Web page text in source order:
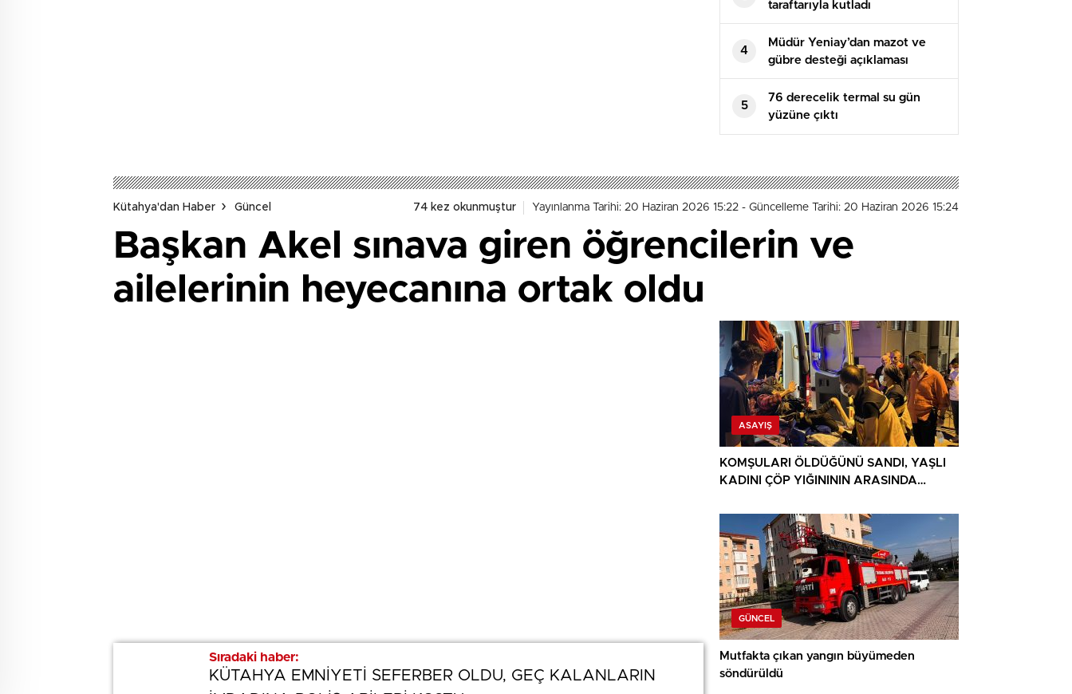
Sıradaki haber:
KÜTAHYA EMNİYETİ SEFERBER OLDU, GEÇ KALANLARIN
taraftarıyla kutladı
4
Müdür Yeniay’dan mazot ve
gübre desteği açıklaması
5
76 derecelik termal su gün
yüzüne çıktı
Kütahya'dan Haber Güncel 74 kez okunmuştur Yayınlanma Tarihi: 20 Haziran 2026 15:22 - Güncelleme Tarihi: 20 Haziran 2026 15:24
Başkan Akel sınava giren öğrencilerin ve
ailelerinin heyecanına ortak oldu
Sıradaki haber:
KÜTAHYA EMNİYETİ SEFERBER OLDU, GEÇ KALANLARIN
ASAYIŞ
KOMŞULARI ÖLDÜĞÜNÜ SANDI, YAŞLI
KADINI ÇÖP YIĞINININ ARASINDA
GÜNCEL
Mutfakta çıkan yangın büyümeden
söndürüldü